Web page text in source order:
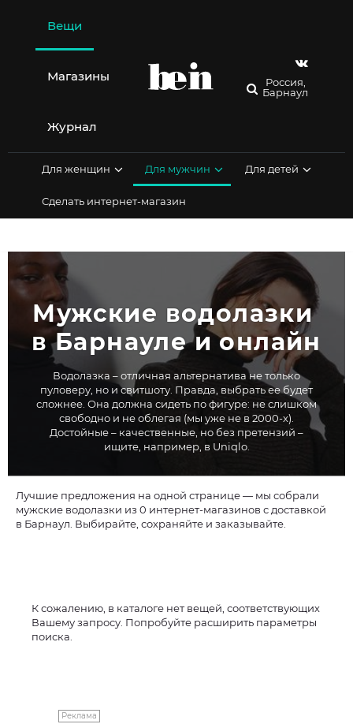
содержимому
Вещи
Магазины
Журнал
Россия,
Барнаул
Для женщин Для мужчин Для детей
Сделать интернет-магазин
Мужские водолазки
в Барнауле и онлайн
Водолазка – отличная альтернатива не только
пуловеру, но и свитшоту. Правда, выбрать ее будет
сложнее. Она должна сидеть по фигуре: не слишком
свободно и не облегая (мы уже не в 2000-х).
Достойные – качественные, но без претензий –
ищите, например, в Uniqlo.
Лучшие предложения на одной странице — мы собрали
мужские водолазки из 0 интернет-магазинов с доставкой
в Барнаул. Выбирайте, сохраняйте и заказывайте.
К сожалению, в каталоге нет вещей, соответствующих
Вашему запросу. Попробуйте расширить параметры
поиска.
Реклама